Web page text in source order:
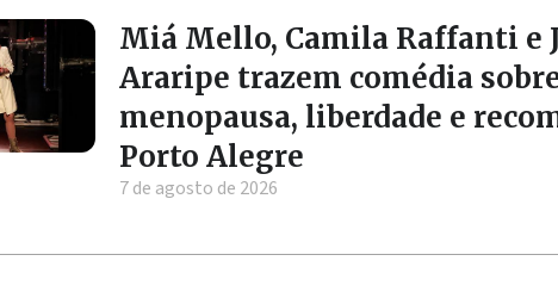
Miá Mello, Camila Raffanti e
Araripe trazem comédia
menopausa, liberdade e
Porto Alegre
7 de agosto de 2026